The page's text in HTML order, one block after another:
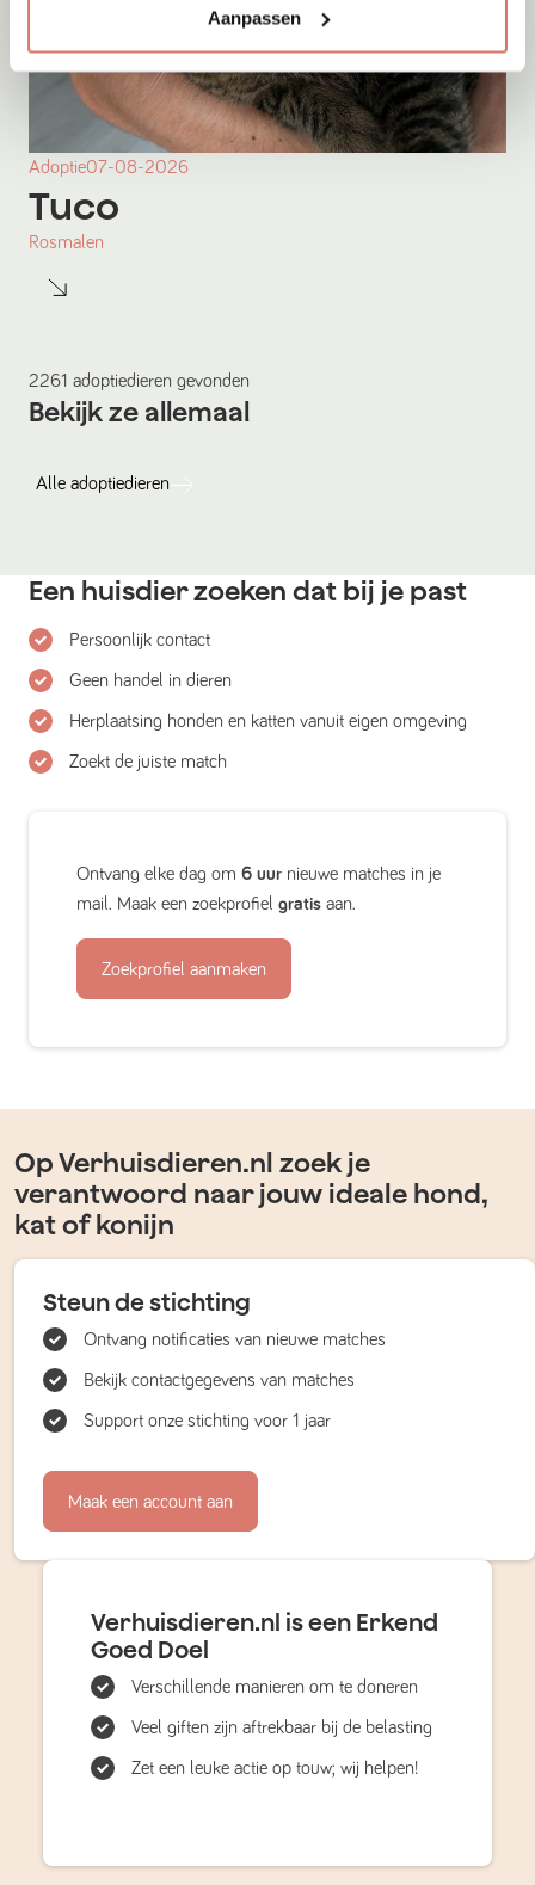
Aanpassen
Adoptie07-08-2026
Tuco
Rosmalen
2261 adoptiedieren gevonden
Bekijk ze allemaal
Alle adoptiedieren
Een huisdier zoeken dat bij je past
Persoonlijk contact
Geen handel in dieren
Herplaatsing honden en katten vanuit eigen omgeving
Zoekt de juiste match
Ontvang elke dag om 6 uur nieuwe matches in je
mail. Maak een zoekprofiel gratis aan.
Zoekprofiel aanmaken
Op Verhuisdieren.nl zoek je
verantwoord naar jouw ideale hond,
kat of konijn
Steun de stichting
Ontvang notificaties van nieuwe matches
Bekijk contactgegevens van matches
Support onze stichting voor 1 jaar
Maak een account aan
Verhuisdieren.nl is een Erkend
Goed Doel
Verschillende manieren om te doneren
Veel giften zijn aftrekbaar bij de belasting
Zet een leuke actie op touw; wij helpen!